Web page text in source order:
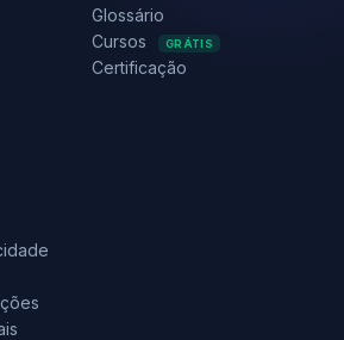
Glossário
Cursos
GRÁTIS
Certificação